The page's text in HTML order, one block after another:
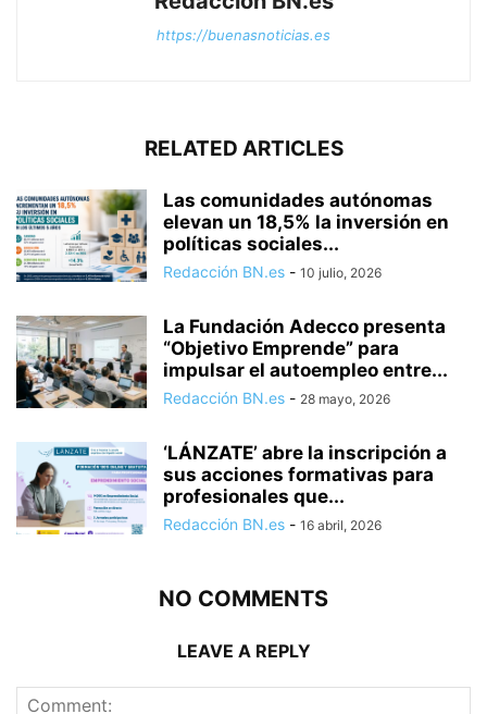
https://buenasnoticias.es
RELATED ARTICLES
Las comunidades autónomas
elevan un 18,5% la inversión en
políticas sociales...
Redacción BN.es - 10 julio, 2026
La Fundación Adecco presenta
“Objetivo Emprende” para
impulsar el autoempleo entre...
Redacción BN.es - 28 mayo, 2026
‘LÁNZATE’ abre la inscripción a
sus acciones formativas para
profesionales que...
Redacción BN.es - 16 abril, 2026
NO COMMENTS
LEAVE A REPLY